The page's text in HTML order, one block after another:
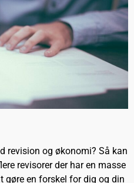
revision og økonomi? Så kan
revisorer der har en masse
gøre en forskel for dig og din